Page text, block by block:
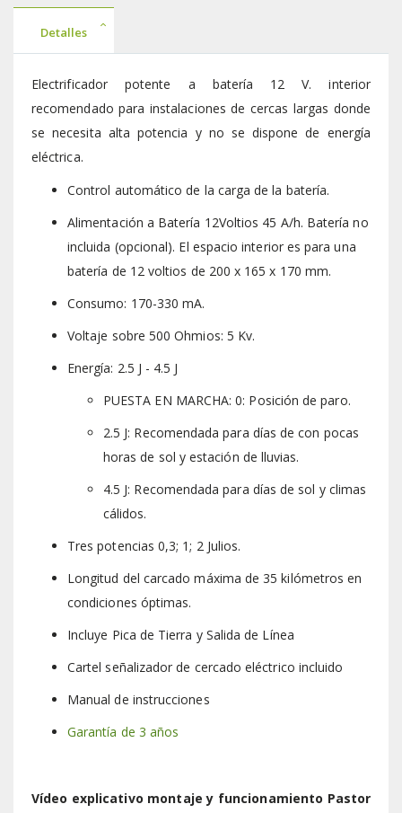
Detalles
Electrificador potente a batería 12 V. interior
recomendado para instalaciones de cercas largas donde
se necesita alta potencia y no se dispone de energía
eléctrica.
Control automático de la carga de la batería.
Alimentación a Batería 12Voltios 45 A/h. Batería no
incluida (opcional). El espacio interior es para una
batería de 12 voltios de 200 x 165 x 170 mm.
Consumo: 170-330 mA.
Voltaje sobre 500 Ohmios: 5 Kv.
Energía: 2.5 J - 4.5 J
PUESTA EN MARCHA: 0: Posición de paro.
2.5 J: Recomendada para días de con pocas
horas de sol y estación de lluvias.
4.5 J: Recomendada para días de sol y climas
cálidos.
Tres potencias 0,3; 1; 2 Julios.
Longitud del carcado máxima de 35 kilómetros en
condiciones óptimas.
Incluye Pica de Tierra y Salida de Línea
Cartel señalizador de cercado eléctrico incluido
Manual de instrucciones
Garantía de 3 años
Vídeo explicativo montaje y funcionamiento Pastor